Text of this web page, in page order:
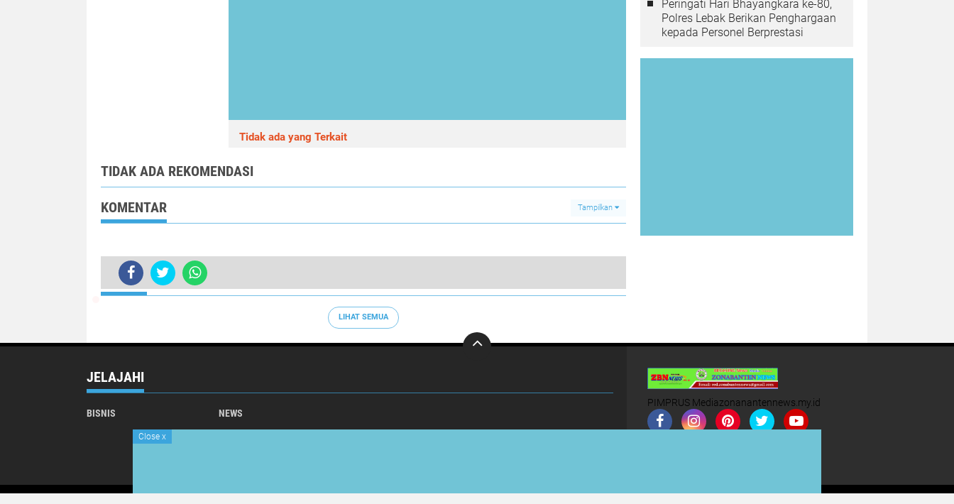
Tidak ada yang Terkait
TIDAK ADA REKOMENDASI
KOMENTAR Tampilkan
Tragis, Ungkap Hasil Autopsi Anak Kecil Terbakar di Tangerang, Polisi : Ada Kekerasan Benda Tumpul terhadap Korban
TERKINI
LIHAT SEMUA
Peringati Hari Bhayangkara ke-80,
Polres Lebak Berikan Penghargaan
kepada Personel Berprestasi
JELAJAHI
BISNIS NEWS
PIMPRUS Mediazonanantennews.my.id
Close x